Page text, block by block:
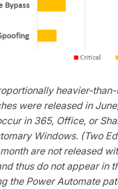
heavier-
were released in
in 365, Office, or
Windows. (Two
are not released
thus do not appear in
the Power Automate